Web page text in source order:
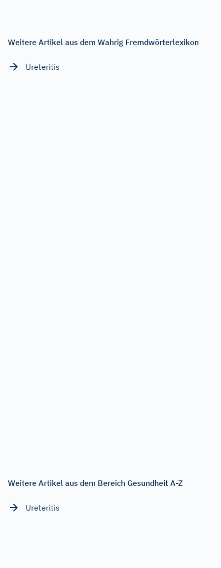
Weitere Artikel aus dem Wahrig Fremdwörterlexikon
Ureteritis
Weitere Artikel aus dem Bereich Gesundheit A-Z
Ureteritis